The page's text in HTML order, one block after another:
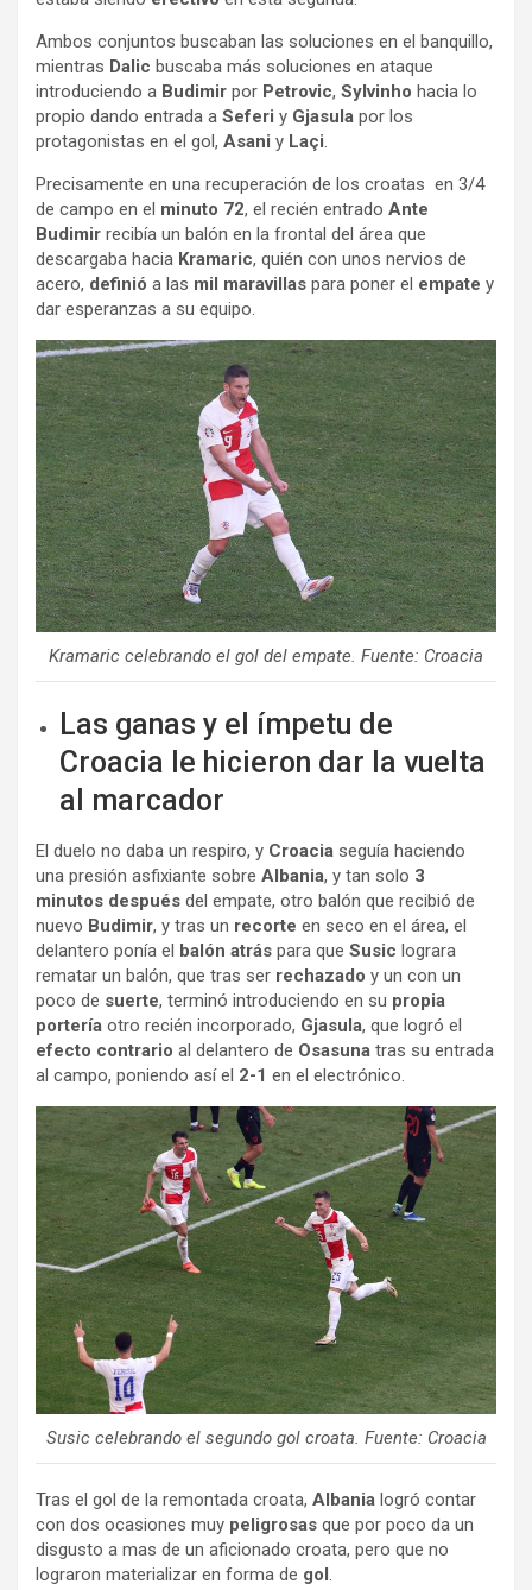
Ambos conjuntos buscaban las soluciones en el banquillo,
mientras Dalic buscaba más soluciones en ataque
introduciendo a Budimir por Petrovic, Sylvinho hacia lo
propio dando entrada a Seferi y Gjasula por los
protagonistas en el gol, Asani y Laçi.
Precisamente en una recuperación de los croatas en 3/4
de campo en el minuto 72, el recién entrado Ante
Budimir recibía un balón en la frontal del área que
descargaba hacia Kramaric, quién con unos nervios de
acero, definió a las mil maravillas para poner el empate y
dar esperanzas a su equipo.
Kramaric celebrando el gol del empate. Fuente: Croacia
Las ganas y el ímpetu de
Croacia le hicieron dar la vuelta
al marcador
El duelo no daba un respiro, y Croacia seguía haciendo
una presión asfixiante sobre Albania, y tan solo 3
minutos después del empate, otro balón que recibió de
nuevo Budimir, y tras un recorte en seco en el área, el
delantero ponía el balón atrás para que Susic lograra
rematar un balón, que tras ser rechazado y un con un
poco de suerte, terminó introduciendo en su propia
portería otro recién incorporado, Gjasula, que logró el
efecto contrario al delantero de Osasuna tras su entrada
al campo, poniendo así el 2-1 en el electrónico.
Susic celebrando el segundo gol croata. Fuente: Croacia
Tras el gol de la remontada croata, Albania logró contar
con dos ocasiones muy peligrosas que por poco da un
disgusto a mas de un aficionado croata, pero que no
lograron materializar en forma de gol.